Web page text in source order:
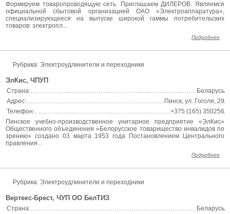
Формируем товаропроводящую сеть. Приглашаем ДИЛЕРОВ. Являемся
официальной сбытовой организацией ОАО «Электроаппаратура»,
специализирующееся на выпуске широкой гаммы потребительских
товаров: электропл...
Подробнее
Рубрика: Электроудлинители и переходники
ЭлКис, ЧПУП
Страна:
Беларусь
Адрес:
Пинск, ул. Гоголя, 29
Телефон:
+375 (165) 350256
Пинское учебно-производственное унитарное предприятие «ЭлКис»
Общественного объединения «Белорусское товарищество инвалидов по
зрению» создано 03 марта 1953 года Постановлением Центрального
правления...
Подробнее
Рубрика: Электроудлинители и переходники
Вертекс-Брест, ЧУП ОО БелТИЗ
Страна:
Беларусь